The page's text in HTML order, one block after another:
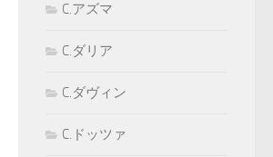
C.アズマ
C.ダリア
C.ダヴィン
C.ドッツァ